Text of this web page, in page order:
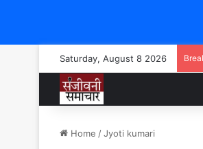
Saturday, August 8 2026
Home /Jyoti kumari